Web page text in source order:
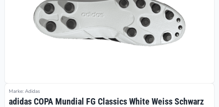
Marke: Adidas
adidas COPA Mundial FG Classics White Weiss Schwarz